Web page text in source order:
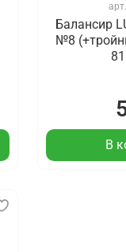
Балансир
№8
В